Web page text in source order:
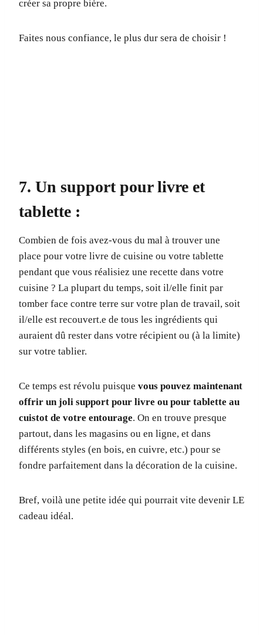
créer sa propre bière.
Faites nous confiance, le plus dur sera de choisir !
7. Un support pour livre et
tablette :
Combien de fois avez-vous du mal à trouver une
place pour votre livre de cuisine ou votre tablette
pendant que vous réalisiez une recette dans votre
cuisine ? La plupart du temps, soit il/elle finit par
tomber face contre terre sur votre plan de travail, soit
il/elle est recouvert.e de tous les ingrédients qui
auraient dû rester dans votre récipient ou (à la limite)
sur votre tablier.
Ce temps est révolu puisque vous pouvez maintenant
offrir un joli support pour livre ou pour tablette au
cuistot de votre entourage. On en trouve presque
partout, dans les magasins ou en ligne, et dans
différents styles (en bois, en cuivre, etc.) pour se
fondre parfaitement dans la décoration de la cuisine.
Bref, voilà une petite idée qui pourrait vite devenir LE
cadeau idéal.